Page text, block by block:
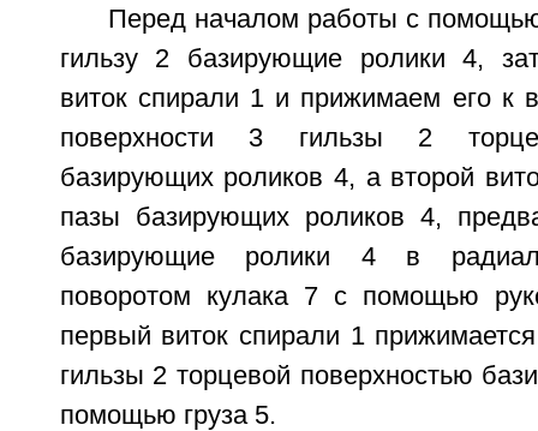
Перед началом работы с
гильзу 2 базирующие ролики 4,
виток спирали 1 и прижимаем его к
поверхности 3 гильзы 2
базирующих роликов 4, а второй
пазы базирующих роликов 4,
базирующие ролики 4 в
поворотом кулака 7 с помощью
первый виток спирали 1
гильзы 2 торцевой поверхностью
помощью груза 5.